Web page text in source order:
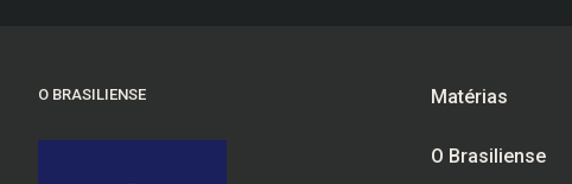
O BRASILIENSE Matérias
O Brasiliense